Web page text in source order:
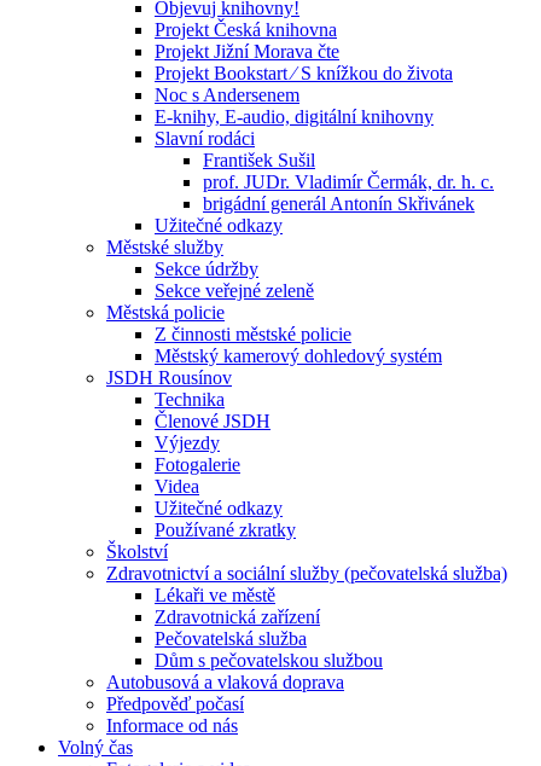
Objevuj knihovny!
Projekt Česká knihovna
Projekt Jižní Morava čte
Projekt Bookstart ⁄ S knížkou do života
Noc s Andersenem
E-knihy, E-audio, digitální knihovny
Slavní rodáci
František Sušil
prof. JUDr. Vladimír Čermák, dr. h. c.
brigádní generál Antonín Skřivánek
Užitečné odkazy
Městské služby
Sekce údržby
Sekce veřejné zeleně
Městská policie
Z činnosti městské policie
Městský kamerový dohledový systém
JSDH Rousínov
Technika
Členové JSDH
Výjezdy
Fotogalerie
Videa
Užitečné odkazy
Používané zkratky
Školství
Zdravotnictví a sociální služby (pečovatelská služba)
Lékaři ve městě
Zdravotnická zařízení
Pečovatelská služba
Dům s pečovatelskou službou
Autobusová a vlaková doprava
Předpověď počasí
Informace od nás
Volný čas